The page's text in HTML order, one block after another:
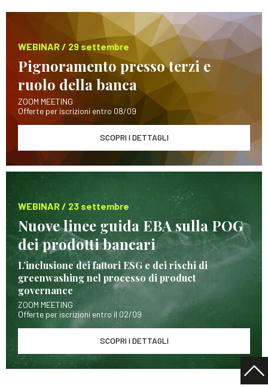
WEBINAR / 29 settembre
Pignoramento presso terzi e
ruolo della banca
ZOOM MEETING
Offerte per iscrizioni entro 08/09
SCOPRI I DETTAGLI
WEBINAR / 23 settembre
Nuove linee guida EBA sulla POG
dei prodotti bancari
L’inclusione dei fattori ESG e dei rischi di
greenwashing nel processo di product
governance
ZOOM MEETING
Offerte per iscrizioni entro il 02/09
SCOPRI I DETTAGLI